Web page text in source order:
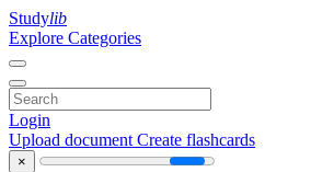
Studylib
Explore Categories
Login
Upload document Create flashcards
×